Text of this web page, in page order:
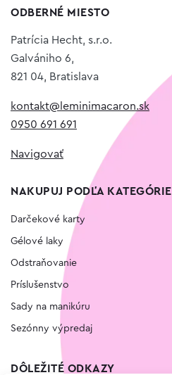
ODBERNÉ MIESTO
Patrícia Hecht, s.r.o.
Galvániho 6,
821 04, Bratislava
kontakt@leminimacaron.sk
0950 691 691
Navigovať
NAKUPUJ PODĽA KATEGÓRIE
Darčekové karty
Gélové laky
Odstraňovanie
Príslušenstvo
Sady na manikúru
Sezónny výpredaj
DÔLEŽITÉ ODKAZY